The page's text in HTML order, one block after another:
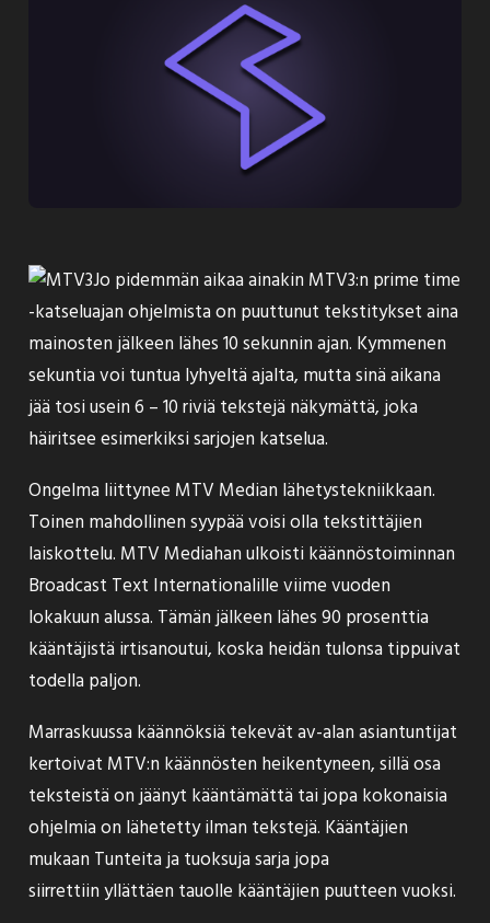
Jo pidemmän aikaa ainakin MTV3:n prime time
-katseluajan ohjelmista on puuttunut tekstitykset aina
mainosten jälkeen lähes 10 sekunnin ajan. Kymmenen
sekuntia voi tuntua lyhyeltä ajalta, mutta sinä aikana
jää tosi usein 6 – 10 riviä tekstejä näkymättä, joka
häiritsee esimerkiksi sarjojen katselua.
Ongelma liittynee MTV Median lähetystekniikkaan.
Toinen mahdollinen syypää voisi olla tekstittäjien
laiskottelu. MTV Mediahan ulkoisti käännöstoiminnan
Broadcast Text Internationalille viime vuoden
lokakuun alussa. Tämän jälkeen lähes 90 prosenttia
kääntäjistä irtisanoutui, koska heidän tulonsa tippuivat
todella paljon.
Marraskuussa käännöksiä tekevät av-alan asiantuntijat
kertoivat MTV:n käännösten heikentyneen, sillä osa
teksteistä on jäänyt kääntämättä tai jopa kokonaisia
ohjelmia on lähetetty ilman tekstejä. Kääntäjien
mukaan Tunteita ja tuoksuja sarja jopa
siirrettiin yllättäen tauolle kääntäjien puutteen vuoksi.